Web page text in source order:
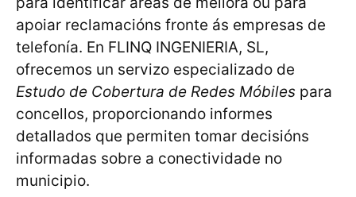
apoiar reclamacións fronte ás empresas de
telefonía. En FLINQ INGENIERIA, SL,
ofrecemos un servizo especializado de
Estudo de Cobertura de Redes Móbiles para
concellos, proporcionando informes
detallados que permiten tomar decisións
informadas sobre a conectividade no
municipio.